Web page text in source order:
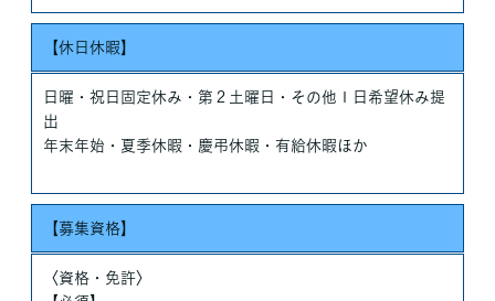
【休日休暇】
日曜・祝日固定休み・第２土曜日・その他１日希望休み提
出
年末年始・夏季休暇・慶弔休暇・有給休暇ほか
【募集資格】
〈資格・免許〉